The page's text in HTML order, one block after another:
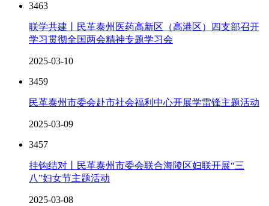
3463
联学共建丨民革泰州医药高新区（高港区）四支部召开
学习贯彻全国两会精神专题学习会
2025-03-10
3459
民革泰州市委会赴市社会福利中心开展学雷锋主题活动
2025-03-09
3457
挂钩结对丨民革泰州市委会联合海陵区妇联开展“三
八”妇女节主题活动
2025-03-08